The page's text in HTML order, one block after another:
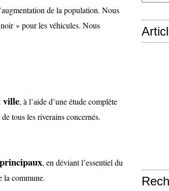
de la population. Nous
» pour les véhicules. Nous
ville, à l’aide d’une étude complète
tous les riverains concernés.
, en déviant l’essentiel du
la commune.